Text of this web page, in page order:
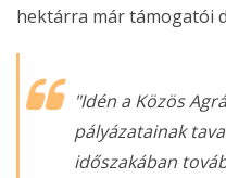
hektárra már támogatói
"Idén a Közös
pályázatainak
időszakában